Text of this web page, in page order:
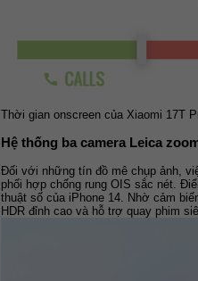
Thời gian onscreen của Xiaomi 17T
Hệ thống ba camera Leica
Đối với những tín đồ mê chụp ảnh,
phối hợp chống rung OIS sắc nét.
thuật số của iPhone 14. Nhờ cảm
HDR đỉnh cao và hỗ trợ quay phim